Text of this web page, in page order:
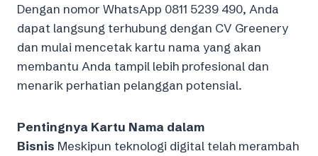
Dengan nomor WhatsApp 0811 5239 490, Anda
dapat langsung terhubung dengan CV Greenery
dan mulai mencetak kartu nama yang akan
membantu Anda tampil lebih profesional dan
menarik perhatian pelanggan potensial.
Pentingnya Kartu Nama dalam
Bisnis Meskipun teknologi digital telah merambah